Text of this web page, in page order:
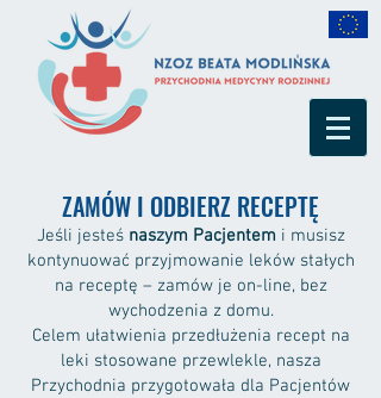
ZAMÓW I ODBIERZ RECEPTĘ
Jeśli jesteś naszym Pacjentem i musisz
kontynuować przyjmowanie leków stałych
na receptę – zamów je on-line, bez
wychodzenia z domu.
Celem ułatwienia przedłużenia recept na
leki stosowane przewlekle, nasza
Przychodnia przygotowała dla Pacjentów